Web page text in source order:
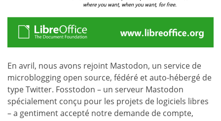
En avril, nous avons rejoint Mastodon, un service de
microblogging open source, fédéré et auto-hébergé de
type Twitter. Fosstodon – un serveur Mastodon
spécialement conçu pour les projets de logiciels libres
– a gentiment accepté notre demande de compte,